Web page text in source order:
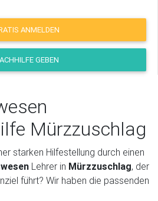
ANMELDEN
GEBEN
Mürzzuschlag
starken Hilfestellung durch einen
Lehrer in Mürzzuschlag, der
führt? Wir haben die passenden